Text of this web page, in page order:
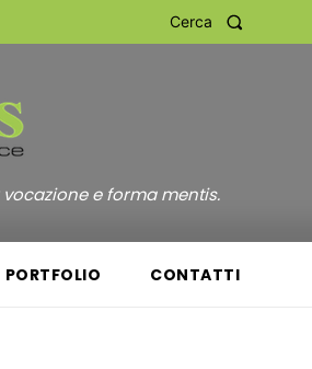
Cerca
e forma mentis.
PORTFOLIO CONTATTI